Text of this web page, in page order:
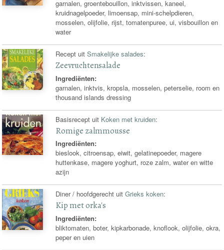
garnalen, groentebouillon, inktvissen, kaneel,
kruidnagelpoeder, limoensap, mini-schelpdieren,
mosselen, olijfolie, rijst, tomatenpuree, ui, visbouillon en
water
Recept uitSmakelijke salades:
Zeevruchtensalade
Ingrediënten:
garnalen, inktvis, kropsla, mosselen, peterselie, room en
thousand islands dressing
Basisrecept uit Koken met kruiden:
Romige zalmmousse
Ingrediënten:
bieslook, citroensap, eiwit, gelatinepoeder, magere
huttenkase, magere yoghurt, roze zalm, water en witte
azijn
Diner / hoofdgerecht uitGrieks koken:
Kip met orka's
Ingrediënten:
bliktomaten, boter, kipkarbonade, knoflook, olijfolie, okra,
peper en uien